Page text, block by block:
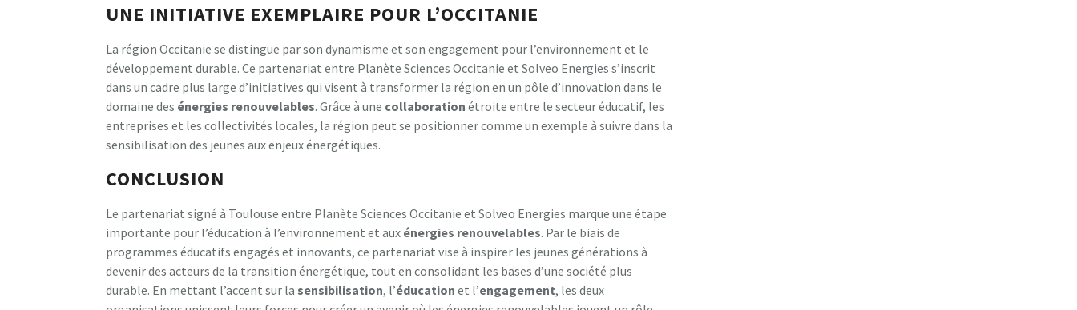
UNE INITIATIVE EXEMPLAIRE POUR L’OCCITANIE
La région Occitanie se distingue par son dynamisme et son engagement pour l’environnement et le
développement durable. Ce partenariat entre Planète Sciences Occitanie et Solveo Energies s’inscrit
dans un cadre plus large d’initiatives qui visent à transformer la région en un pôle d’innovation dans le
domaine des énergies renouvelables. Grâce à une collaboration étroite entre le secteur éducatif, les
entreprises et les collectivités locales, la région peut se positionner comme un exemple à suivre dans la
sensibilisation des jeunes aux enjeux énergétiques.
CONCLUSION
Le partenariat signé à Toulouse entre Planète Sciences Occitanie et Solveo Energies marque une étape
importante pour l’éducation à l’environnement et aux énergies renouvelables. Par le biais de
programmes éducatifs engagés et innovants, ce partenariat vise à inspirer les jeunes générations à
devenir des acteurs de la transition énergétique, tout en consolidant les bases d’une société plus
durable. En mettant l’accent sur la sensibilisation, l’éducation et l’engagement, les deux